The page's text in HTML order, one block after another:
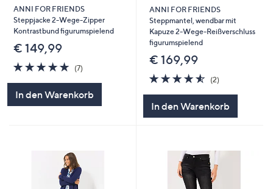
um
diese
anzuzeigen.
ANNI FOR FRIENDS
Steppjacke 2-Wege-Zipper
Kontrastbund figurumspielend
€ 149,99
4.7
von
(7)7
In den Warenkorb
ANNI FOR FRIENDS
Steppmantel, wendbar mit
Kapuze 2-Wege-Reißverschluss
figurumspielend
€ 169,99
4.5
von
(2)2
In den Warenkorb